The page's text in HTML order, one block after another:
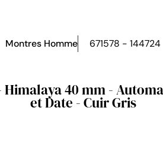
Montres Homme 671578 - 144724
Himalaya 40 mm -
et Date - Cuir Gris